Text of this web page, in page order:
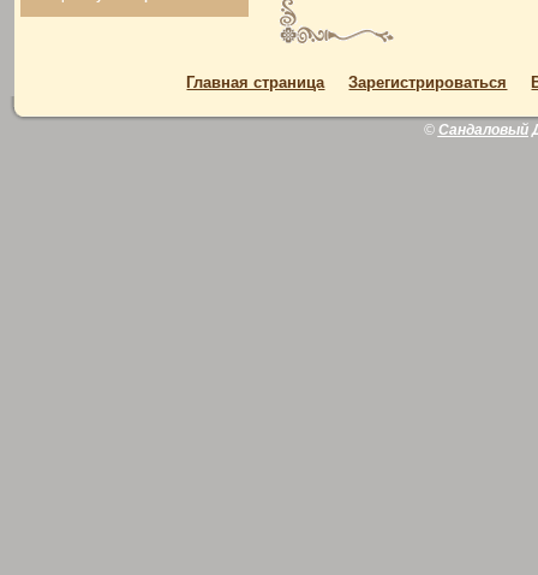
Главная страница Зарегистрироваться
© Сандаловый